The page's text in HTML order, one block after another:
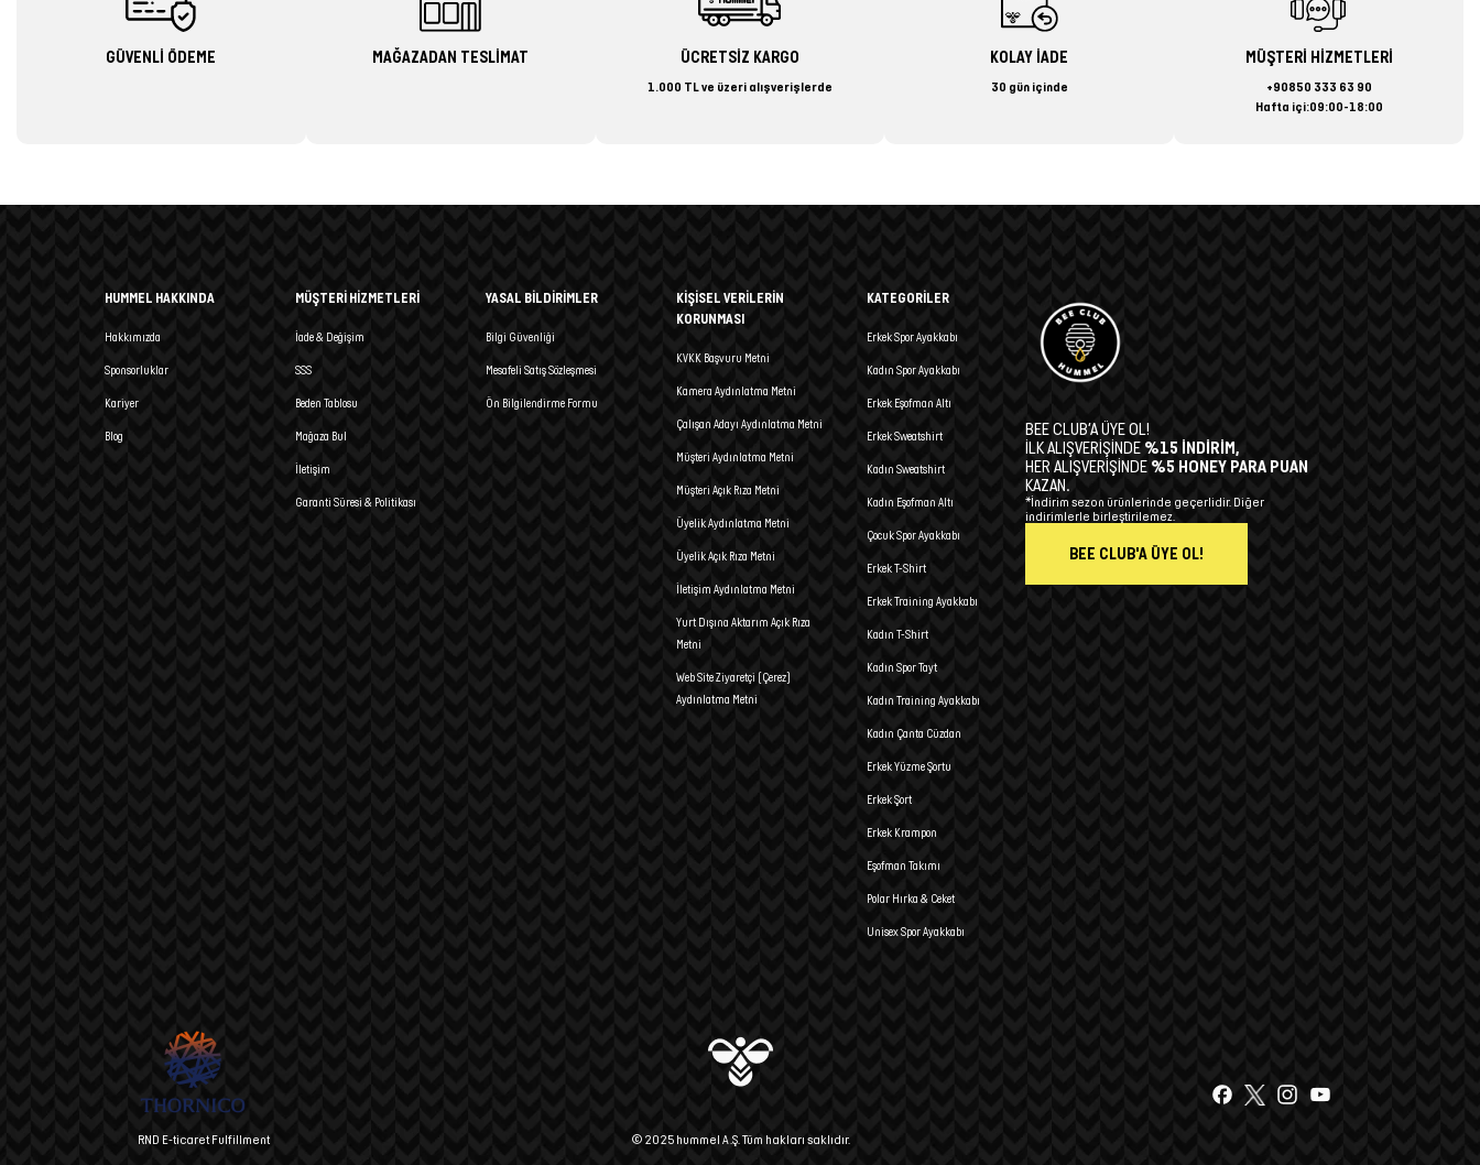
GÜVENLİ ÖDEME MAĞAZADAN TESLİMAT ÜCRETSİZ KARGO
1.000 TL ve üzeri alışverişlerde
KOLAY İADE
30 gün içinde
MÜŞTERİ HİZMETLERİ
+90850 333 63 90
Hafta içi:09:00-18:00
HUMMEL HAKKINDA
Hakkımızda
Sponsorluklar
Kariyer
Blog
MÜŞTERİ HİZMETLERİ
İade & Değişim
SSS
Beden Tablosu
Mağaza Bul
İletişim
Garanti Süresi & Politikası
YASAL BİLDİRİMLER
Bilgi Güvenliği
Mesafeli Satış Sözleşmesi
Ön Bilgilendirme Formu
KİŞİSEL VERİLERİN
KORUNMASI
KVKK Başvuru Metni
Kamera Aydınlatma Metni
Çalışan Adayı Aydınlatma Metni
Müşteri Aydınlatma Metni
Müşteri Açık Rıza Metni
Üyelik Aydınlatma Metni
Üyelik Açık Rıza Metni
İletişim Aydınlatma Metni
Yurt Dışına Aktarım Açık Rıza
Metni
Web Site Ziyaretçi (Çerez)
Aydınlatma Metni
KATEGORİLER
Erkek Spor Ayakkabı
Kadın Spor Ayakkabı
Erkek Eşofman Altı
Erkek Sweatshirt
Kadın Sweatshirt
Kadın Eşofman Altı
Çocuk Spor Ayakkabı
Erkek T-Shirt
Erkek Training Ayakkabı
Kadın T-Shirt
Kadın Spor Tayt
Kadın Training Ayakkabı
Kadın Çanta Cüzdan
Erkek Yüzme Şortu
Erkek Şort
Erkek Krampon
Eşofman Takımı
Polar Hırka & Ceket
Unisex Spor Ayakkabı
BEE CLUB’A ÜYE OL!
İLK ALIŞVERİŞİNDE %15 İNDİRİM,
HER ALIŞVERİŞİNDE %5 HONEY PARA PUAN
KAZAN.
*İndirim sezon ürünlerinde geçerlidir. Diğer
indirimlerle birleştirilemez.
BEE CLUB'A ÜYE OL!
RND E-ticaret Fulfillment © 2025 hummel A.Ş. Tüm hakları saklıdır.